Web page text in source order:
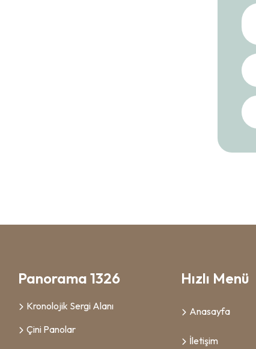
Panorama 1326
Kronolojik Sergi Alanı
Çini Panolar
Hızlı Menü
Anasayfa
İletişim